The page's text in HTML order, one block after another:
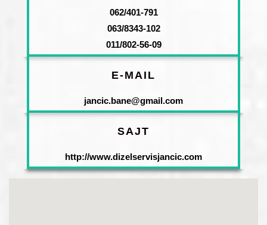
062/401-791
063/8343-102
011/802-56-09
E-MAIL
jancic.bane@gmail.com
SAJT
http://www.dizelservisjancic.com